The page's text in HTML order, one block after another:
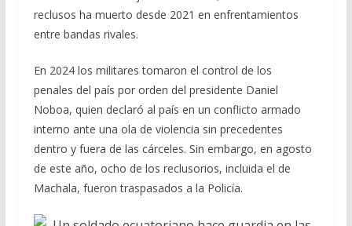
reclusos ha muerto desde 2021 en enfrentamientos
entre bandas rivales.
En 2024 los militares tomaron el control de los
penales del país por orden del presidente Daniel
Noboa, quien declaró al país en un conflicto armado
interno ante una ola de violencia sin precedentes
dentro y fuera de las cárceles. Sin embargo, en agosto
de este año, ocho de los reclusorios, incluida el de
Machala, fueron traspasados a la Policía.